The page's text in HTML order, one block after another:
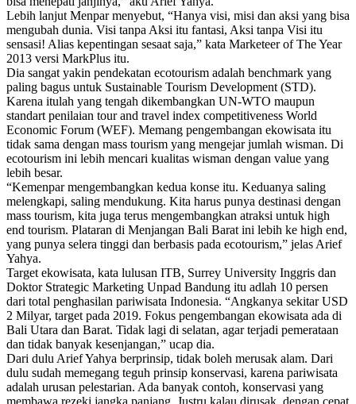
Lebih lanjut Menpar menyebut, “Hanya visi, misi dan aksi yang bisa
mengubah dunia. Visi tanpa Aksi itu fantasi, Aksi tanpa Visi itu
sensasi! Alias kepentingan sesaat saja,” kata Marketeer of The Year
2013 versi MarkPlus itu.
Dia sangat yakin pendekatan ecotourism adalah benchmark yang
paling bagus untuk Sustainable Tourism Development (STD).
Karena itulah yang tengah dikembangkan UN-WTO maupun
standart penilaian tour and travel index competitiveness World
Economic Forum (WEF). Memang pengembangan ekowisata itu
tidak sama dengan mass tourism yang mengejar jumlah wisman. Di
ecotourism ini lebih mencari kualitas wisman dengan value yang
lebih besar.
“Kemenpar mengembangkan kedua konse itu. Keduanya saling
melengkapi, saling mendukung. Kita harus punya destinasi dengan
mass tourism, kita juga terus mengembangkan atraksi untuk high
end tourism. Plataran di Menjangan Bali Barat ini lebih ke high end,
yang punya selera tinggi dan berbasis pada ecotourism,” jelas Arief
Yahya.
Target ekowisata, kata lulusan ITB, Surrey University Inggris dan
Doktor Strategic Marketing Unpad Bandung itu adlah 10 persen
dari total penghasilan pariwisata Indonesia. “Angkanya sekitar USD
2 Milyar, target pada 2019. Fokus pengembangan ekowisata ada di
Bali Utara dan Barat. Tidak lagi di selatan, agar terjadi pemerataan
dan tidak banyak kesenjangan,” ucap dia.
Dari dulu Arief Yahya berprinsip, tidak boleh merusak alam. Dari
dulu sudah memegang teguh prinsip konservasi, karena pariwisata
adalah urusan pelestarian. Ada banyak contoh, konservasi yang
membawa rezeki jangka panjang. Justru kalau dirusak, dengan cepat